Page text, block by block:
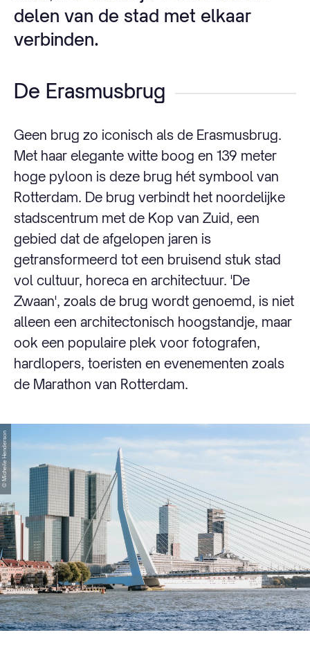
delen van de stad met elkaar
verbinden.
De Erasmusbrug
Geen brug zo iconisch als de Erasmusbrug.
Met haar elegante witte boog en 139 meter
hoge pyloon is deze brug hét symbool van
Rotterdam. De brug verbindt het noordelijke
stadscentrum met de Kop van Zuid, een
gebied dat de afgelopen jaren is
getransformeerd tot een bruisend stuk stad
vol cultuur, horeca en architectuur. 'De
Zwaan', zoals de brug wordt genoemd, is niet
alleen een architectonisch hoogstandje, maar
ook een populaire plek voor fotografen,
hardlopers, toeristen en evenementen zoals
de Marathon van Rotterdam.
© Micheile Henderson